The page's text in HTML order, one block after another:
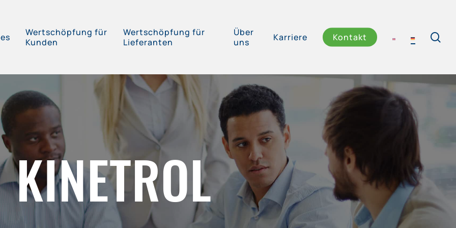
Wertschöpfung für
Kunden
Wertschöpfung für
Lieferanten
Über
uns
Karriere Kontakt
KINETROL